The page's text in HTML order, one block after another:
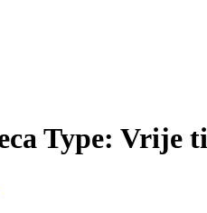
Type: Vrije